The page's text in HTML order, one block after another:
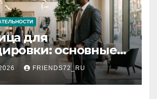
для
основные
выбора
FRIENDS72_RU